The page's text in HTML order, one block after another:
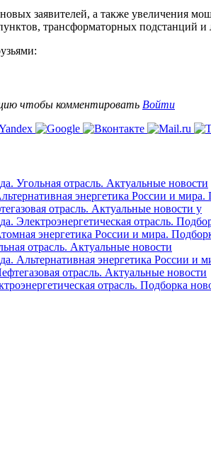
заявителей, а также увеличения
трансформаторных подстанций и
чтобы комментировать Войти
Угольная отрасль. Актуальные новости
энергетика России и мира.
отрасль. Актуальные новости у
Электроэнергетическая отрасль.
энергетика России и мира.
отрасль. Актуальные новости
Альтернативная энергетика России и
отрасль. Актуальные новости
отрасль. Подборка